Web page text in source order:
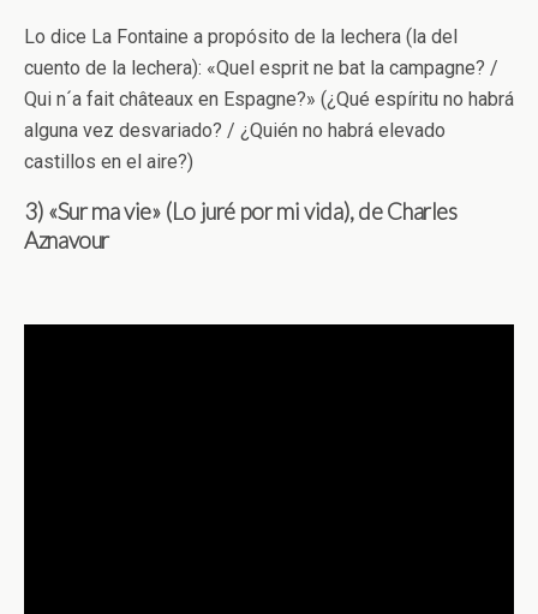
Lo dice La Fontaine a propósito de la lechera (la del
cuento de la lechera): «Quel esprit ne bat la campagne? /
Qui n´a fait châteaux en Espagne?» (¿Qué espíritu no habrá
alguna vez desvariado? / ¿Quién no habrá elevado
castillos en el aire?)
3) «Sur ma vie» (Lo juré por mi vida), de Charles
Aznavour